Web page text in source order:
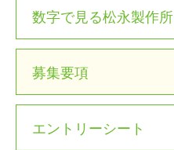
数字で見る松永製作所
募集要項
エントリーシート